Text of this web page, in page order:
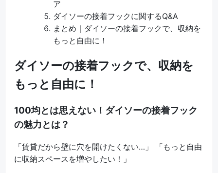
ア
ダイソーの接着フックに関するQ&A
まとめ｜ダイソーの接着フックで、収納を
もっと自由に！
ダイソーの接着フックで、収納を
もっと自由に！
100均とは思えない！ダイソーの接着フック
の魅力とは？
「賃貸だから壁に穴を開けたくない…」 「もっと自由
に収納スペースを増やしたい！」